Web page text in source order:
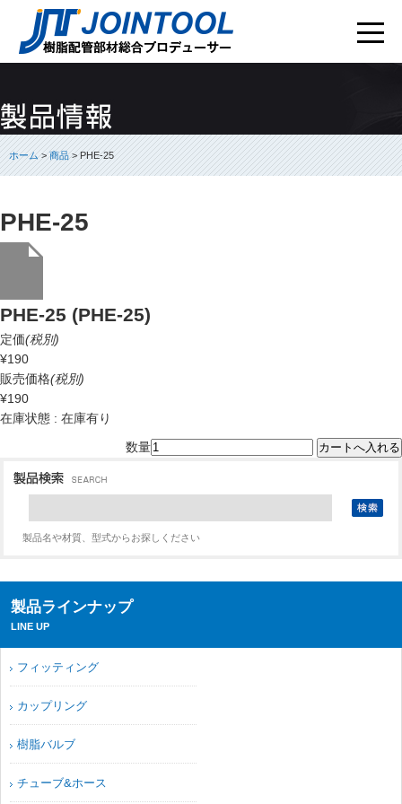
ホーム>商品> PHE-25
PHE-25
PHE-25 (PHE-25)
定価(税別)
¥190
販売価格(税別)
¥190
在庫状態 : 在庫有り
数量
製品名や材質、型式からお探しください
製品ラインナップ
LINE UP
フィッティング
カップリング
樹脂バルブ
チューブ&ホース